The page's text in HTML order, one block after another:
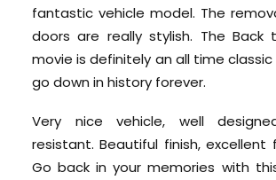
fantastic vehicle model. The
doors are really stylish. The Back
movie is definitely an all time classic
go down in history forever.
Very nice vehicle, well
resistant. Beautiful finish, excellent
Go back in your memories with